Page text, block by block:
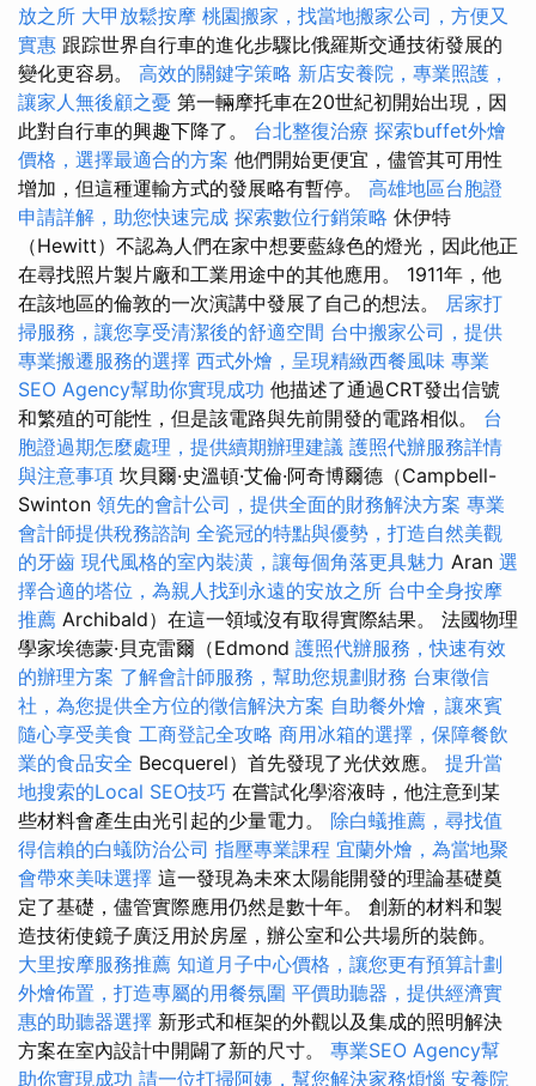
放之所 大甲放鬆按摩 桃園搬家，找當地搬家公司，方便又
實惠 跟踪世界自行車的進化步驟比俄羅斯交通技術發展的
變化更容易。 高效的關鍵字策略 新店安養院，專業照護，
讓家人無後顧之憂 第一輛摩托車在20世紀初開始出現，因
此對自行車的興趣下降了。 台北整復治療 探索buffet外燴
價格，選擇最適合的方案 他們開始更便宜，儘管其可用性
增加，但這種運輸方式的發展略有暫停。 高雄地區台胞證
申請詳解，助您快速完成 探索數位行銷策略 休伊特
（Hewitt）不認為人們在家中想要藍綠色的燈光，因此他正
在尋找照片製片廠和工業用途中的其他應用。 1911年，他
在該地區的倫敦的一次演講中發展了自己的想法。 居家打
掃服務，讓您享受清潔後的舒適空間 台中搬家公司，提供
專業搬遷服務的選擇 西式外燴，呈現精緻西餐風味 專業
SEO Agency幫助你實現成功 他描述了通過CRT發出信號
和繁殖的可能性，但是該電路與先前開發的電路相似。 台
胞證過期怎麼處理，提供續期辦理建議 護照代辦服務詳情
與注意事項 坎貝爾·史溫頓·艾倫·阿奇博爾德（Campbell-
Swinton 領先的會計公司，提供全面的財務解決方案 專業
會計師提供稅務諮詢 全瓷冠的特點與優勢，打造自然美觀
的牙齒 現代風格的室內裝潢，讓每個角落更具魅力 Aran 選
擇合適的塔位，為親人找到永遠的安放之所 台中全身按摩
推薦 Archibald）在這一領域沒有取得實際結果。 法國物理
學家埃德蒙·貝克雷爾（Edmond 護照代辦服務，快速有效
的辦理方案 了解會計師服務，幫助您規劃財務 台東徵信
社，為您提供全方位的徵信解決方案 自助餐外燴，讓來賓
隨心享受美食 工商登記全攻略 商用冰箱的選擇，保障餐飲
業的食品安全 Becquerel）首先發現了光伏效應。 提升當
地搜索的Local SEO技巧 在嘗試化學溶液時，他注意到某
些材料會產生由光引起的少量電力。 除白蟻推薦，尋找值
得信賴的白蟻防治公司 指壓專業課程 宜蘭外燴，為當地聚
會帶來美味選擇 這一發現為未來太陽能開發的理論基礎奠
定了基礎，儘管實際應用仍然是數十年。 創新的材料和製
造技術使鏡子廣泛用於房屋，辦公室和公共場所的裝飾。
大里按摩服務推薦 知道月子中心價格，讓您更有預算計劃
外燴佈置，打造專屬的用餐氛圍 平價助聽器，提供經濟實
惠的助聽器選擇 新形式和框架的外觀以及集成的照明解決
方案在室內設計中開闢了新的尺寸。 專業SEO Agency幫
助你實現成功 請一位打掃阿姨，幫您解決家務煩惱 安養院